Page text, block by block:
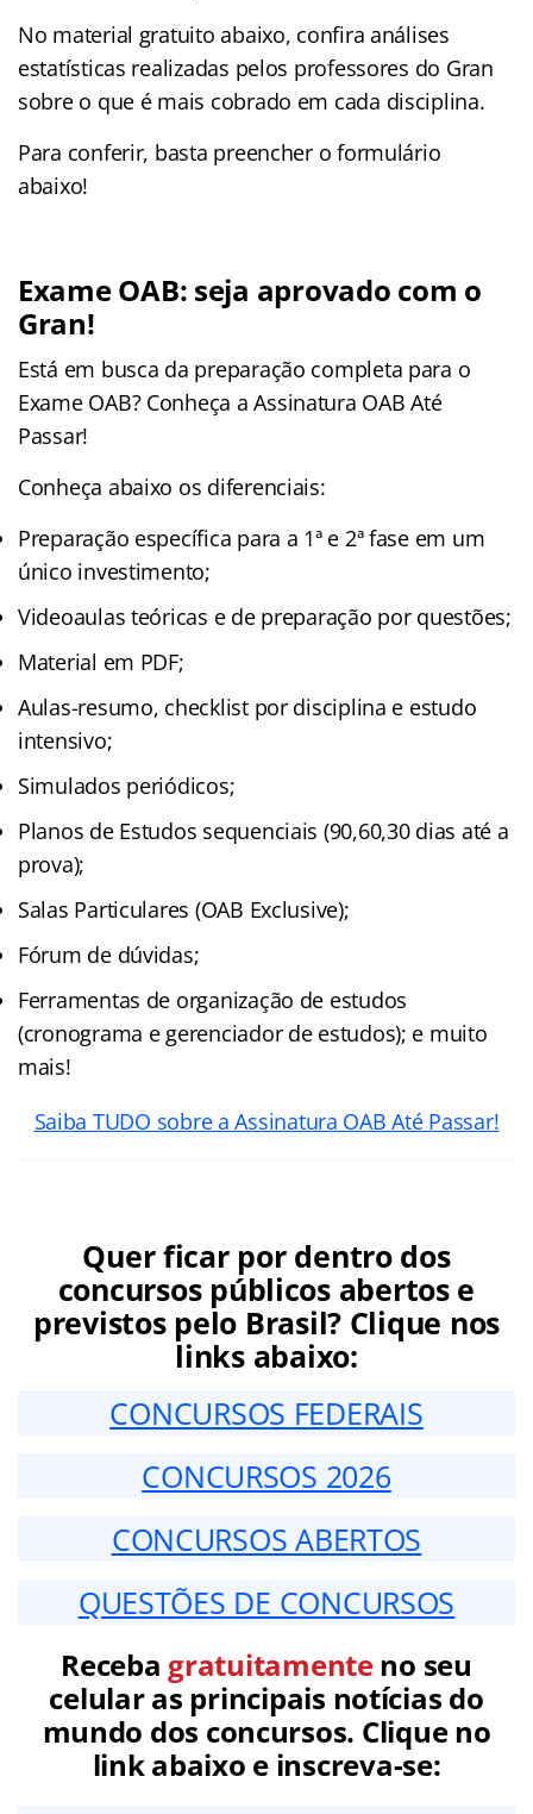
No material gratuito abaixo, confira análises
estatísticas realizadas pelos professores do Gran
sobre o que é mais cobrado em cada disciplina.
Para conferir, basta preencher o formulário
abaixo!
Exame OAB: seja aprovado com o
Gran!
Está em busca da preparação completa para o
Exame OAB? Conheça a Assinatura OAB Até
Passar!
Conheça abaixo os diferenciais:
Preparação específica para a 1ª e 2ª fase em um
único investimento;
Videoaulas teóricas e de preparação por questões;
Material em PDF;
Aulas-resumo, checklist por disciplina e estudo
intensivo;
Simulados periódicos;
Planos de Estudos sequenciais (90,60,30 dias até a
prova);
Salas Particulares (OAB Exclusive);
Fórum de dúvidas;
Ferramentas de organização de estudos
(cronograma e gerenciador de estudos); e muito
mais!
Saiba TUDO sobre a Assinatura OAB Até Passar!
Quer ficar por dentro dos
concursos públicos abertos e
previstos pelo Brasil? Clique nos
links abaixo:
CONCURSOS FEDERAIS
CONCURSOS 2026
CONCURSOS ABERTOS
QUESTÕES DE CONCURSOS
Receba gratuitamenteno seu
celular as principais notícias do
mundo dos concursos. Clique no
link abaixo e inscreva-se: